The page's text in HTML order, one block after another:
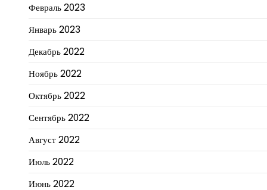
Февраль 2023
Январь 2023
Декабрь 2022
Ноябрь 2022
Октябрь 2022
Сентябрь 2022
Август 2022
Июль 2022
Июнь 2022